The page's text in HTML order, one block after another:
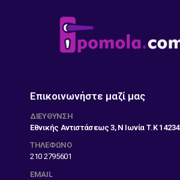
Επικοινωνήστε μαζί μας
ΔΙΕΎΘΥΝΣΗ
Εθνικής Αντιστάσεως 3, Ν Ιωνία Τ.Κ 14234
ΤΗΛΕΦΩΝΟ
210 2795601
EMAIL